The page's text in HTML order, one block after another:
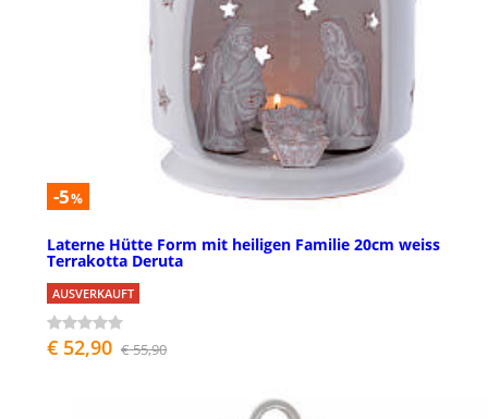
-5%
Laterne Hütte Form mit heiligen Familie 20cm weiss
Terrakotta Deruta
AUSVERKAUFT
€ 52,90 € 55,90